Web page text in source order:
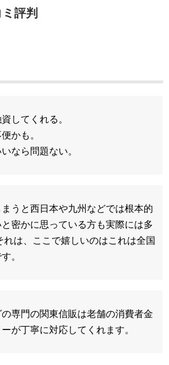
評判
してくれる。
かも。
なら問題ない。
うと西日本や九州などでは根本的
密かに思っている方も実際には多
れは、ここで嬉しいのはこれは全国
。
専門の関東信販は老舗の消費者金
が丁寧に対応してくれます。